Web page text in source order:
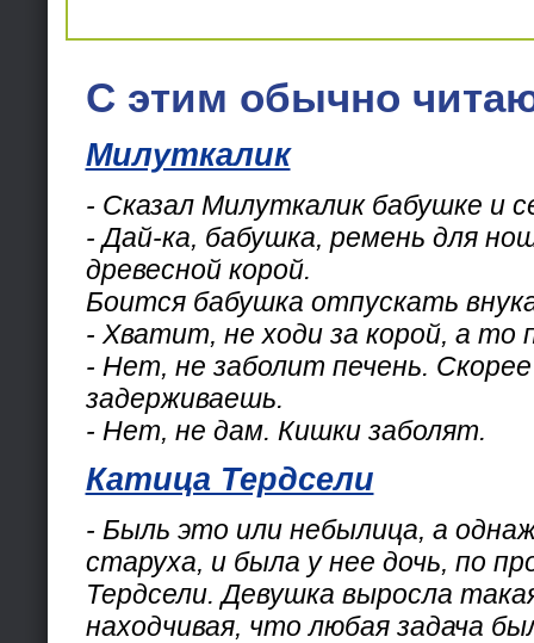
С этим обычно
Милуткалик
- Сказал Милуткалик бабушке и
- Дай-ка, бабушка, ремень для
древесной корой.
Боится бабушка отпускать
- Хватит, не ходи за корой, а то
- Нет, не заболит печень.
задерживаешь.
- Нет, не дам. Кишки заболят.
Катица Тердсели
- Быль это или небылица, а
старуха, и была у нее дочь, по
Тердсели. Девушка выросла
находчивая, что любая задача